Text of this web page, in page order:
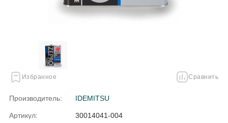
Избранное Сравнить
Производитель: IDEMITSU
Артикул: 30014041-004